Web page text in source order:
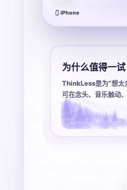
iPhone
为什么值得一试
ThinkLess是为“想太
可在念头、音乐触动